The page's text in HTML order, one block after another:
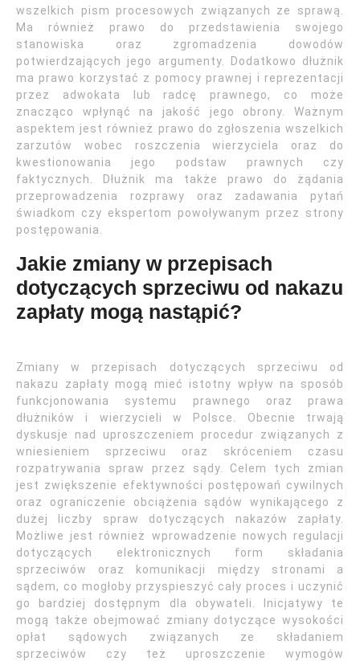
wszelkich pism procesowych związanych ze sprawą.
Ma również prawo do przedstawienia swojego
stanowiska oraz zgromadzenia dowodów
potwierdzających jego argumenty. Dodatkowo dłużnik
ma prawo korzystać z pomocy prawnej i reprezentacji
przez adwokata lub radcę prawnego, co może
znacząco wpłynąć na jakość jego obrony. Ważnym
aspektem jest również prawo do zgłoszenia wszelkich
zarzutów wobec roszczenia wierzyciela oraz do
kwestionowania jego podstaw prawnych czy
faktycznych. Dłużnik ma także prawo do żądania
przeprowadzenia rozprawy oraz zadawania pytań
świadkom czy ekspertom powoływanym przez strony
postępowania.
Jakie zmiany w przepisach
dotyczących sprzeciwu od nakazu
zapłaty mogą nastąpić?
Zmiany w przepisach dotyczących sprzeciwu od
nakazu zapłaty mogą mieć istotny wpływ na sposób
funkcjonowania systemu prawnego oraz prawa
dłużników i wierzycieli w Polsce. Obecnie trwają
dyskusje nad uproszczeniem procedur związanych z
wniesieniem sprzeciwu oraz skróceniem czasu
rozpatrywania spraw przez sądy. Celem tych zmian
jest zwiększenie efektywności postępowań cywilnych
oraz ograniczenie obciążenia sądów wynikającego z
dużej liczby spraw dotyczących nakazów zapłaty.
Możliwe jest również wprowadzenie nowych regulacji
dotyczących elektronicznych form składania
sprzeciwów oraz komunikacji między stronami a
sądem, co mogłoby przyspieszyć cały proces i uczynić
go bardziej dostępnym dla obywateli. Inicjatywy te
mogą także obejmować zmiany dotyczące wysokości
opłat sądowych związanych ze składaniem
sprzeciwów czy też uproszczenie wymogów